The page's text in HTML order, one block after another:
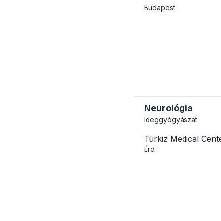
Budapest
Neurológia
Ideggyógyászat
Türkiz Medical
Érd